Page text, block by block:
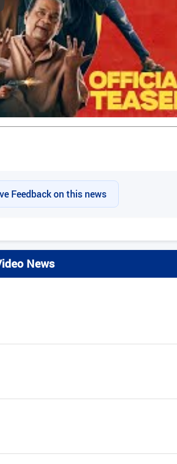
Feedback on this news
News